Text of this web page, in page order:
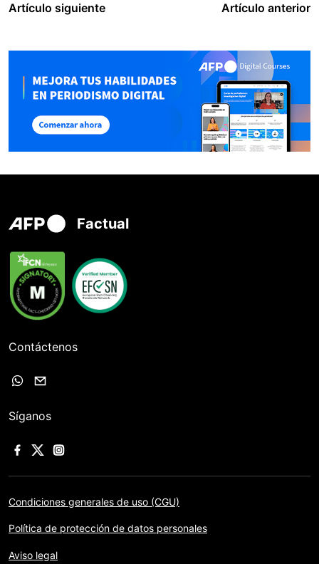
Artículo siguiente Artículo anterior
Factual
Contáctenos
Síganos
Condiciones generales de uso (CGU)
Política de protección de datos personales
Aviso legal